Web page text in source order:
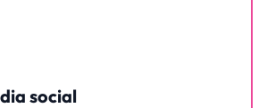
social